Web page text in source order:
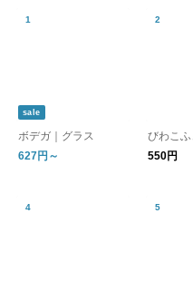
sale
ボデガ｜グラス
627円～
びわこふ
550円